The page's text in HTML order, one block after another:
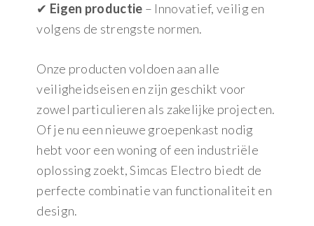
✔ Eigen productie – Innovatief, veilig en
volgens de strengste normen.
Onze producten voldoen aan alle
veiligheidseisen en zijn geschikt voor
zowel particulieren als zakelijke projecten.
Of je nu een nieuwe groepenkast nodig
hebt voor een woning of een industriële
oplossing zoekt, Simcas Electro biedt de
perfecte combinatie van functionaliteit en
design.